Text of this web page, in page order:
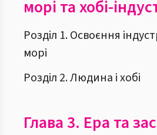
морі та хобі-
Розділ 1. Освоєння
морі
Розділ 2. Людина і хобі
Глава 3. Ера та